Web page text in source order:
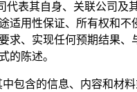
表其自身、关联公司及
适用性保证、所有权和
、实现任何预期结果
的陈述。
包含的信息、内容和材